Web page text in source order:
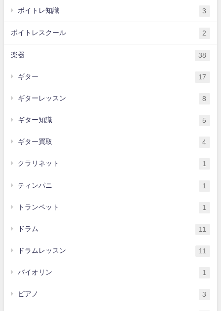
ボイトレ知識 3
ボイトレスクール 2
楽器 38
ギター 17
ギターレッスン 8
ギター知識 5
ギター買取 4
クラリネット 1
ティンパニ 1
トランペット 1
ドラム 11
ドラムレッスン 11
バイオリン 1
ピアノ 3